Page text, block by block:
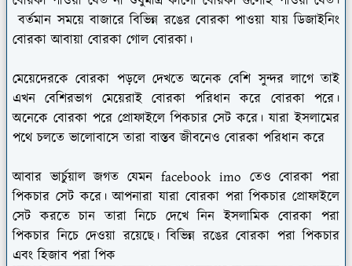
বর্তমান সময়ে বাজারে বিভিন্ন রঙের বোরকা পাওয়া যায় ডিজাইনিং
বোরকা আবায়া বোরকা গোল বোরকা।
মেয়েদেরকে বোরকা পড়লে দেখতে অনেক বেশি সুন্দর লাগে তাই
এখন বেশিরভাগ মেয়েরাই বোরকা পরিধান করে বোরকা পরে।
অনেকে বোরকা পরে প্রোফাইলে পিকচার সেট করে। যারা ইসলামের
পথে চলতে ভালোবাসে তারা বাস্তব জীবনেও বোরকা পরিধান করে
আবার ভার্চুয়াল জগত যেমন facebook imo তেও বোরকা পরা
পিকচার সেট করে। আপনারা যারা বোরকা পরা পিকচার প্রোফাইলে
সেট করতে চান তারা নিচে দেখে নিন ইসলামিক বোরকা পরা
পিকচার নিচে দেওয়া রয়েছে। বিভিন্ন রঙের বোরকা পরা পিকচার
এবং হিজাব পরা পিক